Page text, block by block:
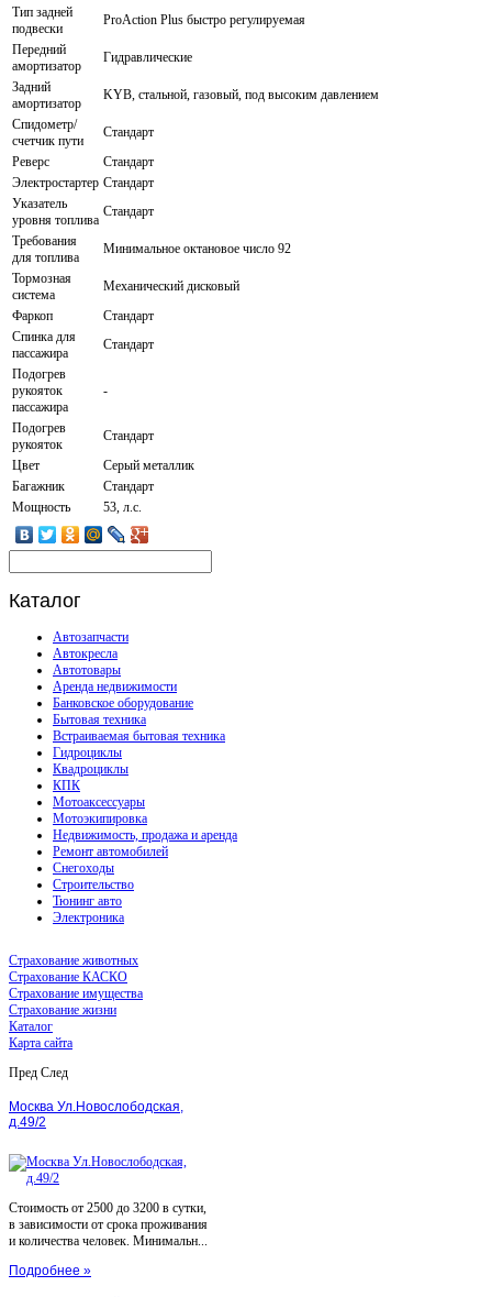
Тип задней
подвески
ProAction Plus быстро регулируемая
Передний
амортизатор
Гидравлические
Задний
амортизатор
KYB, стальной, газовый, под высоким давлением
Спидометр/
счетчик пути
Стандарт
Реверс
Стандарт
Электростартер Стандарт
Указатель
уровня топлива
Стандарт
Требования
для топлива
Минимальное октановое число 92
Тормозная
система
Механический дисковый
Фаркоп
Стандарт
Спинка для
пассажира
Стандарт
Подогрев
рукояток
пассажира
-
Подогрев
рукояток
Стандарт
Цвет
Серый металлик
Багажник
Стандарт
Мощность
53, л.с.
Каталог
Автозапчасти
Автокресла
Автотовары
Аренда недвижимости
Банковское оборудование
Бытовая техника
Встраиваемая бытовая техника
Гидроциклы
Квадроциклы
КПК
Мотоаксессуары
Мотоэкипировка
Недвижимость, продажа и аренда
Ремонт автомобилей
Снегоходы
Строительство
Тюнинг авто
Электроника
Страхование животных
Страхование КАСКО
Страхование имущества
Страхование жизни
Каталог
Карта сайта
Пред След
Москва Ул.Новослободская,
д.49/2
Стоимость от 2500 до 3200 в сутки,
в зависимости от срока проживания
и количества человек. Минимальн...
Подробнее »